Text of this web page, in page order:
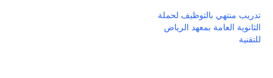
تدريب منتهي بالتوظيف لحملة
الثانوية العامة بمعهد الرياض
للتقنية